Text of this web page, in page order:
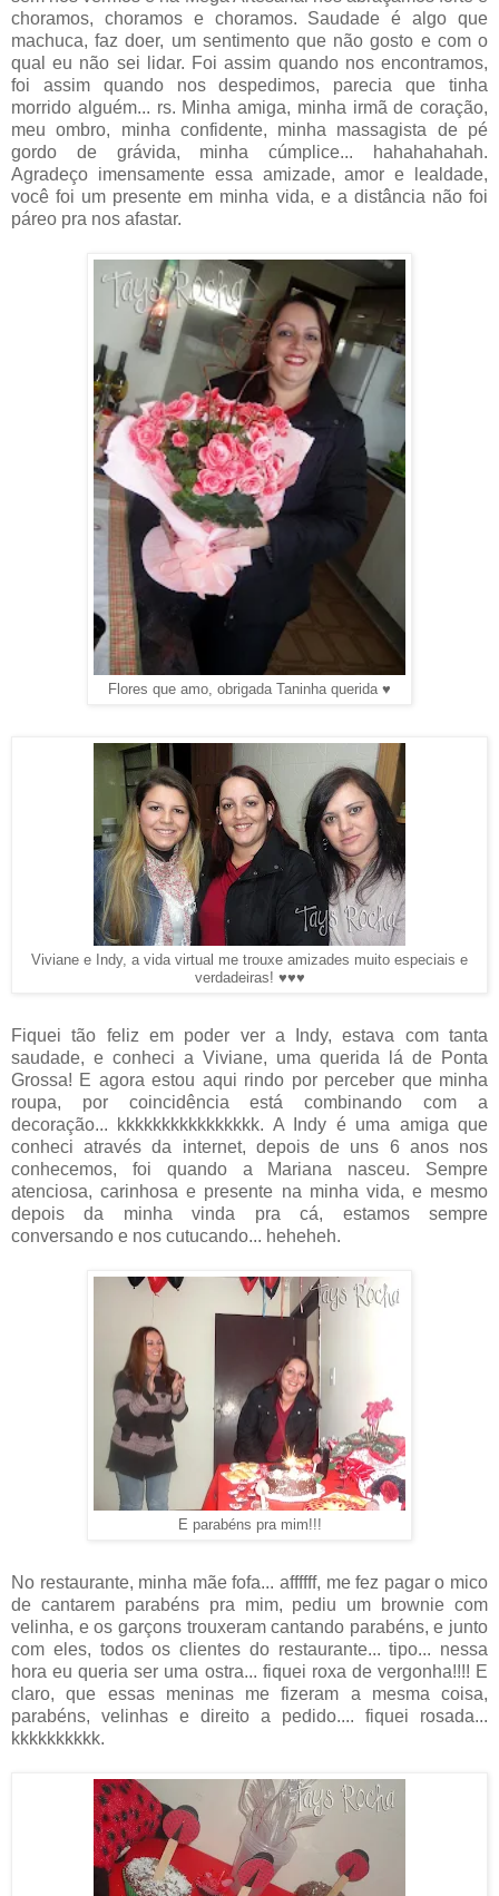
choramos, choramos e choramos. Saudade é algo que
machuca, faz doer, um sentimento que não gosto e com o
qual eu não sei lidar. Foi assim quando nos encontramos,
foi assim quando nos despedimos, parecia que tinha
morrido alguém... rs. Minha amiga, minha irmã de coração,
meu ombro, minha confidente, minha massagista de pé
gordo de grávida, minha cúmplice... hahahahahah.
Agradeço imensamente essa amizade, amor e lealdade,
você foi um presente em minha vida, e a distância não foi
páreo pra nos afastar.
Flores que amo, obrigada Taninha querida ♥
Viviane e Indy, a vida virtual me trouxe amizades muito especiais e
verdadeiras! ♥♥♥
Fiquei tão feliz em poder ver a Indy, estava com tanta
saudade, e conheci a Viviane, uma querida lá de Ponta
Grossa! E agora estou aqui rindo por perceber que minha
roupa, por coincidência está combinando com a
decoração... kkkkkkkkkkkkkkkk. A Indy é uma amiga que
conheci através da internet, depois de uns 6 anos nos
conhecemos, foi quando a Mariana nasceu. Sempre
atenciosa, carinhosa e presente na minha vida, e mesmo
depois da minha vinda pra cá, estamos sempre
conversando e nos cutucando... heheheh.
E parabéns pra mim!!!
No restaurante, minha mãe fofa... affffff, me fez pagar o mico
de cantarem parabéns pra mim, pediu um brownie com
velinha, e os garçons trouxeram cantando parabéns, e junto
com eles, todos os clientes do restaurante... tipo... nessa
hora eu queria ser uma ostra... fiquei roxa de vergonha!!!! E
claro, que essas meninas me fizeram a mesma coisa,
parabéns, velinhas e direito a pedido.... fiquei rosada...
kkkkkkkkkk.